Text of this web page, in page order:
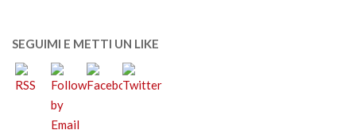
SEGUIMI E METTI UN LIKE